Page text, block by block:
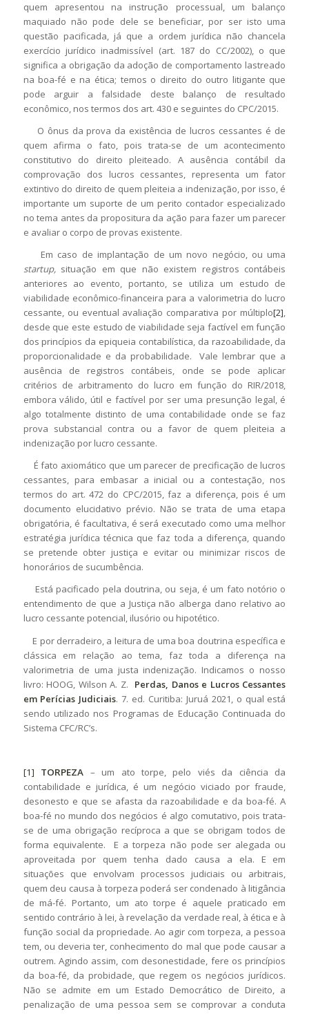
quem apresentou na instrução processual, um balanço
maquiado não pode dele se beneficiar, por ser isto uma
questão pacificada, já que a ordem jurídica não chancela
exercício jurídico inadmissível (art. 187 do CC/2002), o que
significa a obrigação da adoção de comportamento lastreado
na boa-fé e na ética; temos o direito do outro litigante que
pode arguir a falsidade deste balanço de resultado
econômico, nos termos dos art. 430 e seguintes do CPC/2015.
O ônus da prova da existência de lucros cessantes é de
quem afirma o fato, pois trata-se de um acontecimento
constitutivo do direito pleiteado. A ausência contábil da
comprovação dos lucros cessantes, representa um fator
extintivo do direito de quem pleiteia a indenização, por isso, é
importante um suporte de um perito contador especializado
no tema antes da propositura da ação para fazer um parecer
e avaliar o corpo de provas existente.
Em caso de implantação de um novo negócio, ou uma
startup,situação em que não existem registros contábeis
anteriores ao evento, portanto, se utiliza um estudo de
viabilidade econômico-financeira para a valorimetria do lucro
cessante, ou eventual avaliação comparativa por múltiplo[2],
desde que este estudo de viabilidade seja factível em função
dos princípios da epiqueia contabilística, da razoabilidade, da
proporcionalidade e da probabilidade. Vale lembrar que a
ausência de registros contábeis, onde se pode aplicar
critérios de arbitramento do lucro em função do RIR/2018,
embora válido, útil e factível por ser uma presunção legal, é
algo totalmente distinto de uma contabilidade onde se faz
prova substancial contra ou a favor de quem pleiteia a
indenização por lucro cessante.
É fato axiomático que um parecer de precificação de lucros
cessantes, para embasar a inicial ou a contestação, nos
termos do art. 472 do CPC/2015, faz a diferença, pois é um
documento elucidativo prévio. Não se trata de uma etapa
obrigatória, é facultativa, é será executado como uma melhor
estratégia jurídica técnica que faz toda a diferença, quando
se pretende obter justiça e evitar ou minimizar riscos de
honorários de sucumbência.
Está pacificado pela doutrina, ou seja, é um fato notório o
entendimento de que a Justiça não alberga dano relativo ao
lucro cessante potencial, ilusório ou hipotético.
E por derradeiro, a leitura de uma boa doutrina específica e
clássica em relação ao tema, faz toda a diferença na
valorimetria de uma justa indenização. Indicamos o nosso
livro: HOOG, Wilson A. Z. Perdas, Danos e Lucros Cessantes
em Perícias Judiciais. 7. ed. Curitiba: Juruá 2021, o qual está
sendo utilizado nos Programas de Educação Continuada do
Sistema CFC/RC’s.
[1] TORPEZA – um ato torpe, pelo viés da ciência da
contabilidade e jurídica, é um negócio viciado por fraude,
desonesto e que se afasta da razoabilidade e da boa-fé. A
boa-fé no mundo dos negócios é algo comutativo, pois trata-
se de uma obrigação recíproca a que se obrigam todos de
forma equivalente. E a torpeza não pode ser alegada ou
aproveitada por quem tenha dado causa a ela. E em
situações que envolvam processos judiciais ou arbitrais,
quem deu causa à torpeza poderá ser condenado à litigância
de má-fé. Portanto, um ato torpe é aquele praticado em
sentido contrário à lei, à revelação da verdade real, à ética e à
função social da propriedade. Ao agir com torpeza, a pessoa
tem, ou deveria ter, conhecimento do mal que pode causar a
outrem. Agindo assim, com desonestidade, fere os princípios
da boa-fé, da probidade, que regem os negócios jurídicos.
Não se admite em um Estado Democrático de Direito, a
penalização de uma pessoa sem se comprovar a conduta